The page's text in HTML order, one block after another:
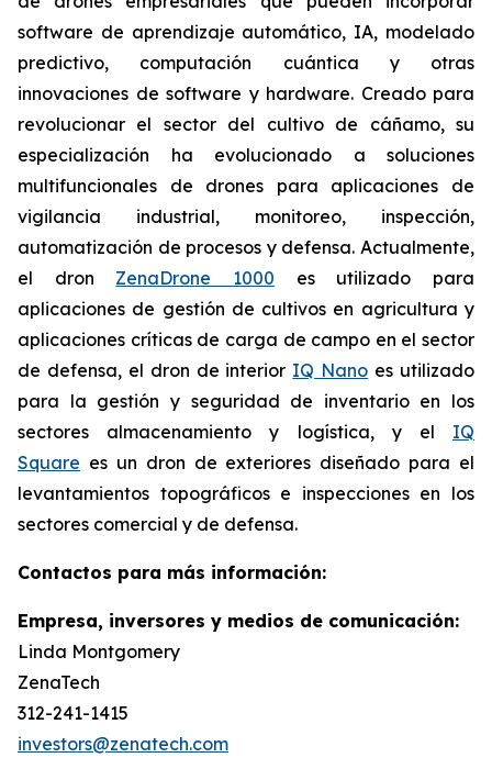
software de aprendizaje automático, IA, modelado
predictivo, computación cuántica y otras
innovaciones de software y hardware. Creado para
revolucionar el sector del cultivo de cáñamo, su
especialización ha evolucionado a soluciones
multifuncionales de drones para aplicaciones de
vigilancia industrial, monitoreo, inspección,
automatización de procesos y defensa. Actualmente,
el dron ZenaDrone 1000 es utilizado para
aplicaciones de gestión de cultivos en agricultura y
aplicaciones críticas de carga de campo en el sector
de defensa, el dron de interior IQ Nano es utilizado
para la gestión y seguridad de inventario en los
sectores almacenamiento y logística, y el IQ
Square es un dron de exteriores diseñado para el
levantamientos topográficos e inspecciones en los
sectores comercial y de defensa.
Contactos para más información:
Empresa, inversores y medios de comunicación:
Linda Montgomery
ZenaTech
312-241-1415
investors@zenatech.com